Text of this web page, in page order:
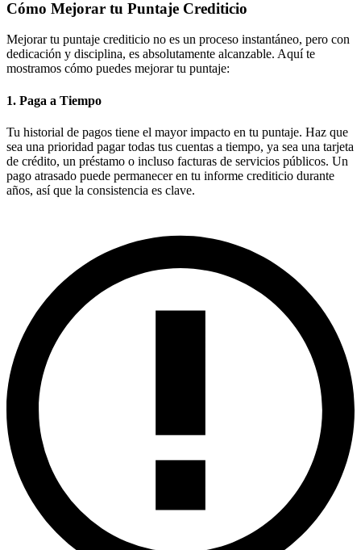
Cómo Mejorar tu Puntaje Crediticio
Mejorar tu puntaje crediticio no es un proceso instantáneo, pero con
dedicación y disciplina, es absolutamente alcanzable. Aquí te
mostramos cómo puedes mejorar tu puntaje:
1. Paga a Tiempo
Tu historial de pagos tiene el mayor impacto en tu puntaje. Haz que
sea una prioridad pagar todas tus cuentas a tiempo, ya sea una tarjeta
de crédito, un préstamo o incluso facturas de servicios públicos. Un
pago atrasado puede permanecer en tu informe crediticio durante
años, así que la consistencia es clave.